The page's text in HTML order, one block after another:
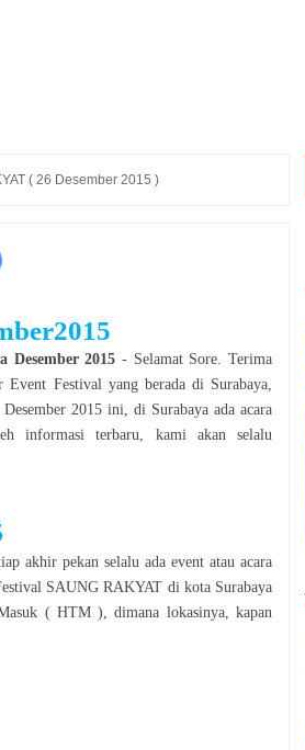
( 26 Desember 2015 )
Desember 2015 - Selamat Sore . Terima
Event Festival yangberadadi Surabaya
Desember 2015 ini, di Surabaya ada acara
informasi terbaru, kami akan selalu
akhir pekan selalu ada event atau acara
SAUNG RAKYAT di kota Surabaya
( HTM ), dimana lokasinya, kapan